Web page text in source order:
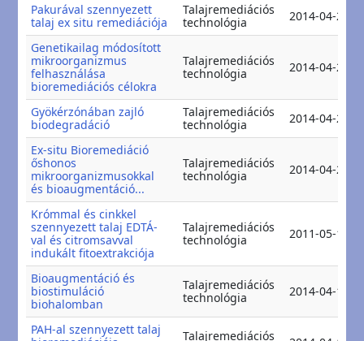
Pakurával szennyezett
talaj ex situ remediációja
Talajremediációs
technológia
2014-04-21
Genetikailag módosított
mikroorganizmus
felhasználása
bioremediációs célokra
Talajremediációs
technológia
2014-04-29
Gyökérzónában zajló
biodegradáció
Talajremediációs
technológia
2014-04-21
Ex-situ Bioremediáció
őshonos
mikroorganizmusokkal
és bioaugmentáció...
Talajremediációs
technológia
2014-04-21
Krómmal és cinkkel
szennyezett talaj EDTÁ-
val és citromsavval
indukált fitoextrakciója
Talajremediációs
technológia
2011-05-16
Bioaugmentáció és
biostimuláció
biohalomban
Talajremediációs
technológia
2014-04-19
PAH-al szennyezett talaj
Talajremediációs